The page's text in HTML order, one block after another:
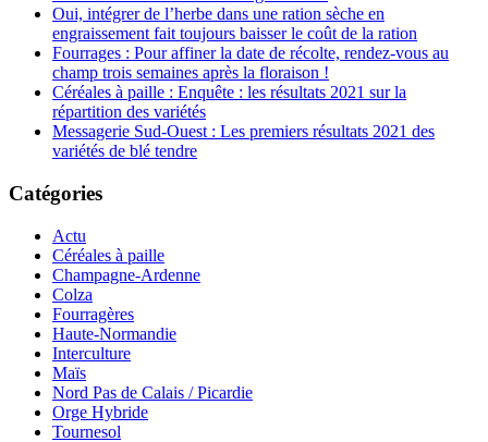
Oui, intégrer de l’herbe dans une ration sèche en
engraissement fait toujours baisser le coût de la ration
Fourrages : Pour affiner la date de récolte, rendez-vous au
champ trois semaines après la floraison !
Céréales à paille : Enquête : les résultats 2021 sur la
répartition des variétés
Messagerie Sud-Ouest : Les premiers résultats 2021 des
variétés de blé tendre
Catégories
Actu
Céréales à paille
Champagne-Ardenne
Colza
Fourragères
Haute-Normandie
Interculture
Maïs
Nord Pas de Calais / Picardie
Orge Hybride
Tournesol